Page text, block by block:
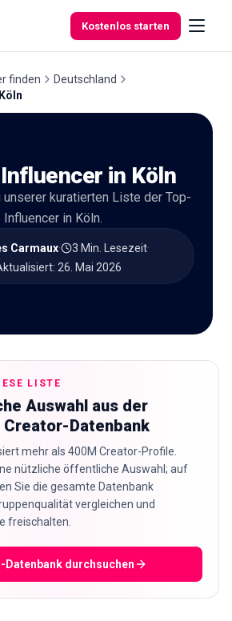
Kostenlos starten
🇩🇪 DE
finden
Deutschland
in Köln
unserer kuratierten Liste der Top-
Influencer in Köln.
Carmaux· 3 Min. Lesezeit·
: 26. Mai 2026
LISTE
Auswahl aus der
Datenbank
mehr als 400M Creator-Profile.
nützliche öffentliche Auswahl; auf
Sie die gesamte Datenbank
vergleichen und
freischalten.
Datenbank durchsuchen